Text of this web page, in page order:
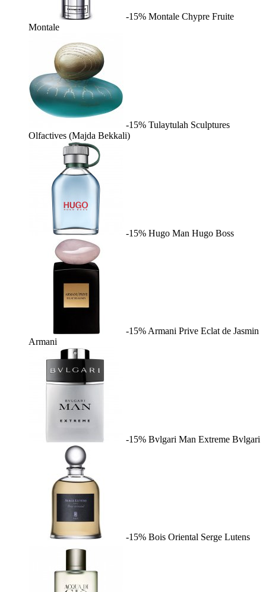
-15% Montale Chypre Fruite
Montale
-15% Tulaytulah Sculptures
Olfactives (Majda Bekkali)
-15% Hugo Man Hugo Boss
-15% Armani Prive Eclat de Jasmin
Armani
-15% Bvlgari Man Extreme Bvlgari
-15% Bois Oriental Serge Lutens